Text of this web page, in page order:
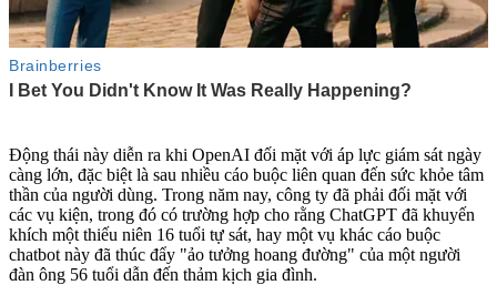
Động thái này diễn ra khi OpenAI đối mặt với áp lực giám sát ngày
càng lớn, đặc biệt là sau nhiều cáo buộc liên quan đến sức khỏe tâm
thần của người dùng. Trong năm nay, công ty đã phải đối mặt với
các vụ kiện, trong đó có trường hợp cho rằng ChatGPT đã khuyến
khích một thiếu niên 16 tuổi t‌ּự sá‌ּt, hay một vụ khác cáo buộc
chatbot này đã thúc đẩy "ảo tưởng hoang đường" của một người
đàn ông 56 tuổi dẫn đến thảm kịch gia đình.